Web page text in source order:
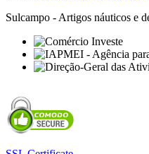
Sulcampo - Artigos náuticos e